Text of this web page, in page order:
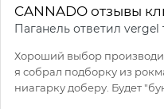
CANNADO отзывы
Паганель ответил vergel
Хороший выбор
я собрал подборку из
ниагарку доберу. Будет